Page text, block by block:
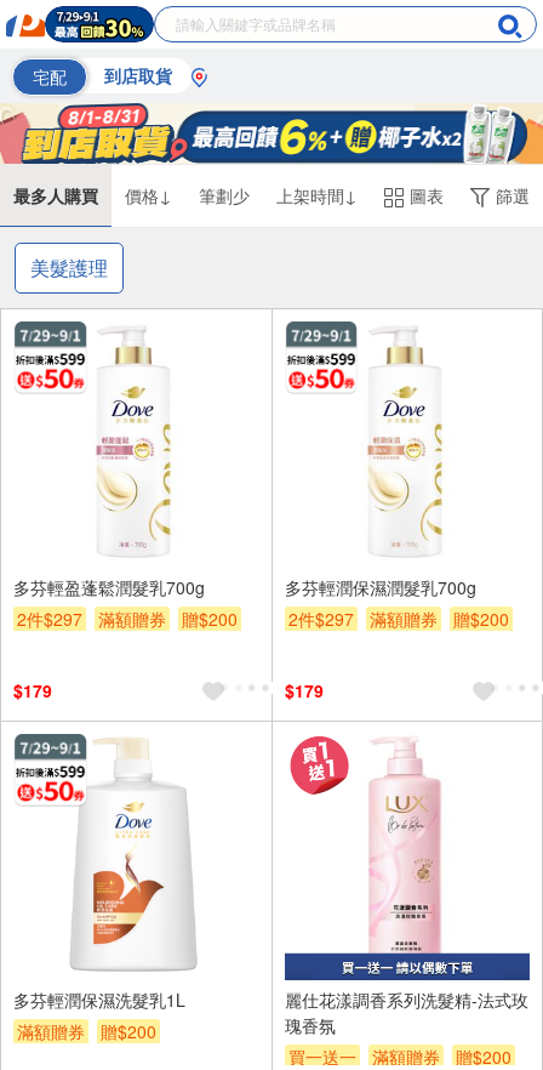
宅配 到店取貨
最多人購買 價格↓ 筆劃少 上架時間↓ 圖表 篩選
美髮護理
多芬輕盈蓬鬆潤髮乳700g
2件$297
滿額贈券 贈$200
$179
多芬輕潤保濕潤髮乳700g
2件$297
滿額贈券 贈$200
$179
多芬輕潤保濕洗髮乳1L
滿額贈券
贈$200
麗仕花漾調香系列洗髮精-法式玫
瑰香氛
買一送一
滿額贈券
贈$200